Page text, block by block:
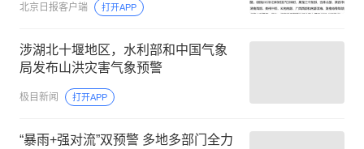
北京日报客户端 打开APP
涉湖北十堰地区，水利部和中国气象
局发布山洪灾害气象预警
极目新闻 打开APP
“暴雨+强对流”双预警 多地多部门全力